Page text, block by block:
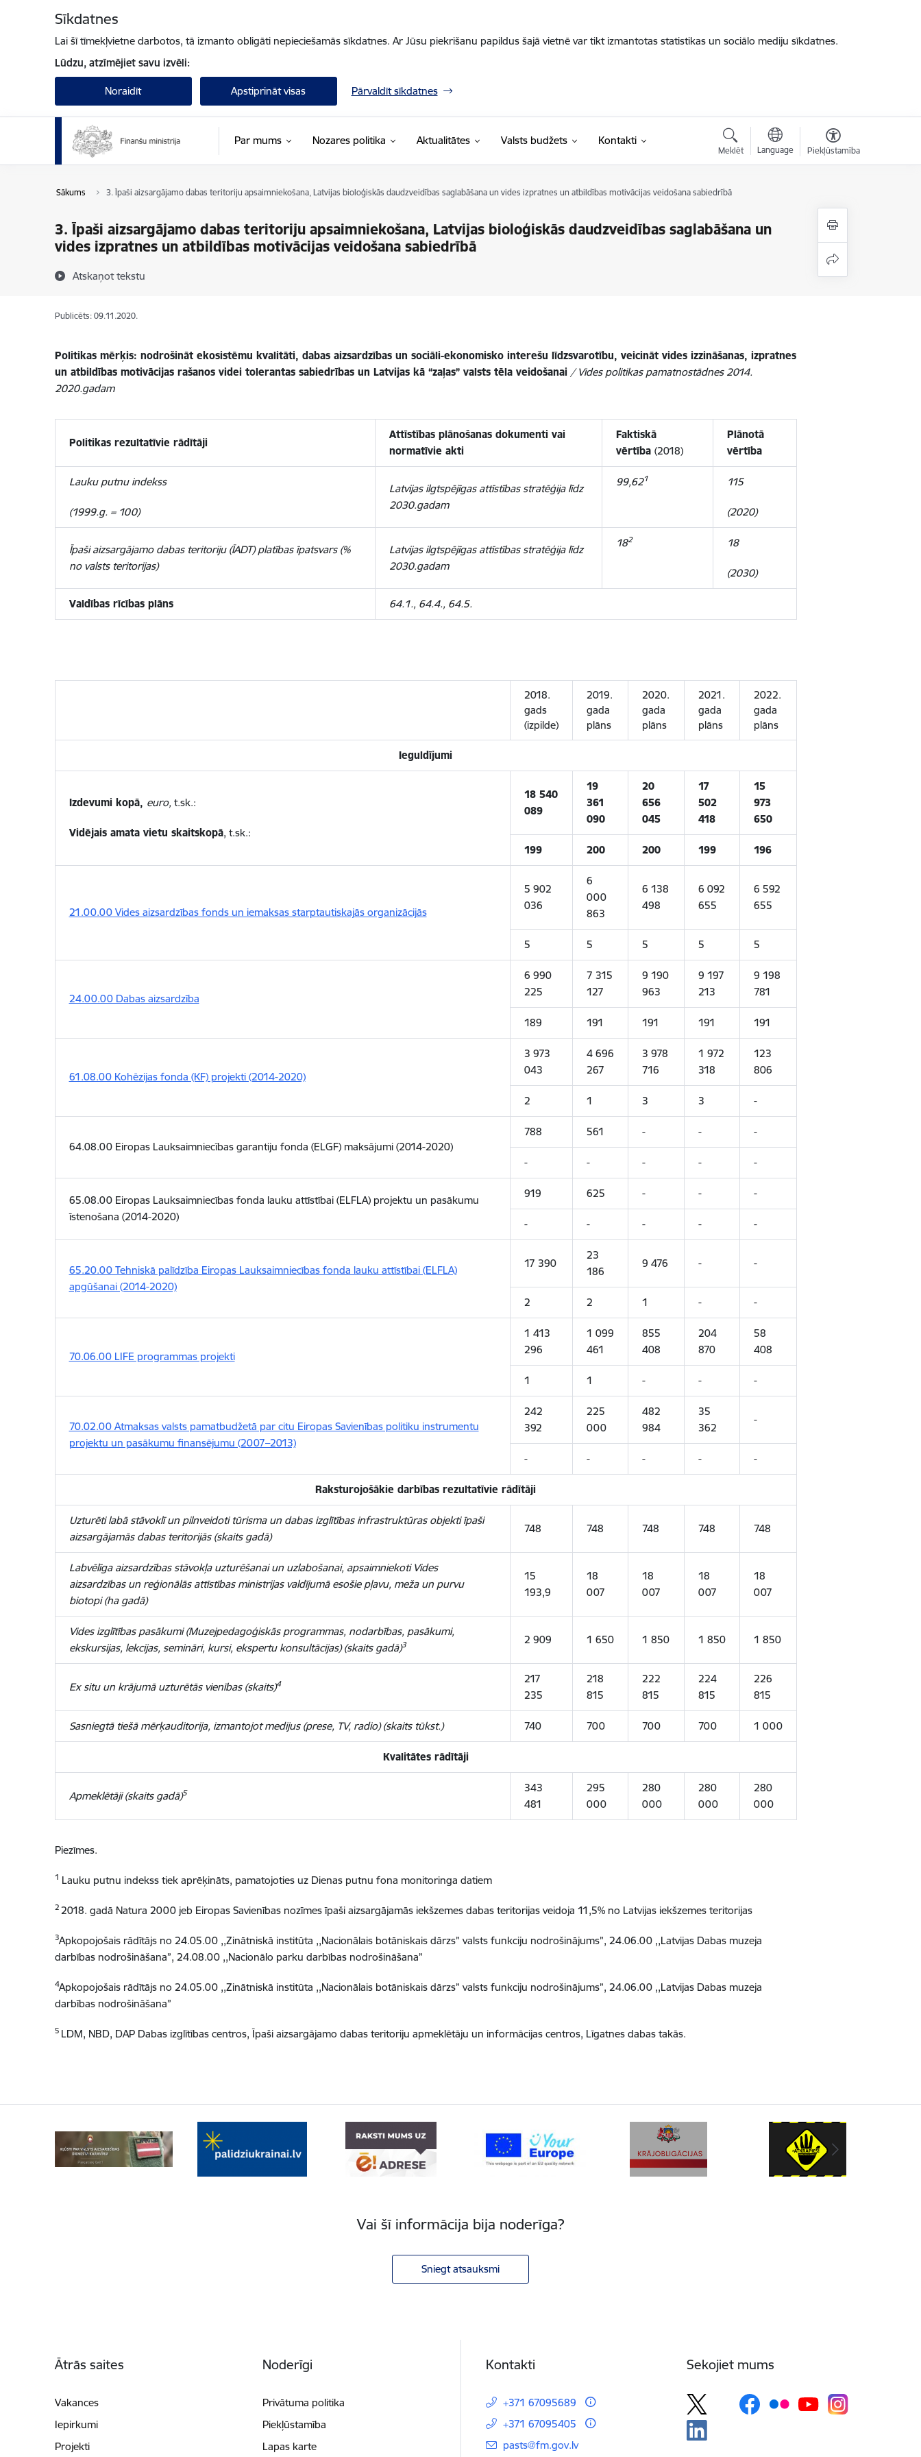
Sīkdatnes
Lai šī tīmekļvietne darbotos, tā izmanto obligāti nepieciešamās sīkdatnes. Ar Jūsu piekrišanu papildus šajā vietnē var tikt izmantotas statistikas un sociālo mediju sīkdatnes.
Lūdzu, atzīmējiet savu izvēli:
Noraidīt Apstiprināt visas Pārvaldīt sīkdatnes
Par mums Nozares politika Aktualitātes Valsts budžets Kontakti
Meklēt Language Piekļūstamība
Sākums 3. Īpaši aizsargājamo dabas teritoriju apsaimniekošana, Latvijas bioloģiskās daudzveidības saglabāšana un vides izpratnes un atbildības motivācijas veidošana sabiedrībā
3. Īpaši aizsargājamo dabas teritoriju apsaimniekošana, Latvijas bioloģiskās daudzveidības saglabāšana un
vides izpratnes un atbildības motivācijas veidošana sabiedrībā
Atskaņot tekstu
Publicēts: 09.11.2020.
Politikas mērķis: nodrošināt ekosistēmu kvalitāti, dabas aizsardzības un sociāli-ekonomisko interešu līdzsvarotību, veicināt vides izzināšanas, izpratnes
un atbildības motivācijas rašanos videi tolerantas sabiedrības un Latvijas kā “zaļas” valsts tēla veidošanai/ Vides politikas pamatnostādnes 2014.
2020.gadam
Politikas rezultatīvie rādītāji
Attīstības plānošanas dokumenti vai
normatīvie akti
Faktiskā
vērtība (2018)
Plānotā
vērtība
Lauku putnu indekss
(1999.g. = 100)
Latvijas ilgtspējīgas attīstības stratēģija līdz
2030.gadam
99,621 115
(2020)
Īpaši aizsargājamo dabas teritoriju (ĪADT) platības īpatsvars (%
no valsts teritorijas)
Latvijas ilgtspējīgas attīstības stratēģija līdz
2030.gadam
182 18
(2030)
Valdības rīcības plāns 64.1., 64.4., 64.5.
2018.
gads
(izpilde)
2019.
gada
plāns
2020.
gada
plāns
2021.
gada
plāns
2022.
gada
plāns
Ieguldījumi
Izdevumi kopā, euro, t.sk.:
Vidējais amata vietu skaitskopā, t.sk.:
18 540
089
19
361
090
20
656
045
17
502
418
15
973
650
199 200 200 199 196
21.00.00 Vides aizsardzības fonds un iemaksas starptautiskajās organizācijās
5 902
036
6
000
863
6 138
498
6 092
655
6 592
655
5 5 5 5 5
24.00.00 Dabas aizsardzība
6 990
225
7 315
127
9 190
963
9 197
213
9 198
781
189 191 191 191 191
61.08.00 Kohēzijas fonda (KF) projekti (2014-2020)
3 973
043
4 696
267
3 978
716
1 972
318
123
806
2 1 3 3 -
64.08.00 Eiropas Lauksaimniecības garantiju fonda (ELGF) maksājumi (2014-2020)
788 561 - - -
- - - - -
65.08.00 Eiropas Lauksaimniecības fonda lauku attīstībai (ELFLA) projektu un pasākumu
īstenošana (2014-2020)
919 625 - - -
- - - - -
65.20.00 Tehniskā palīdzība Eiropas Lauksaimniecības fonda lauku attīstībai (ELFLA)
apgūšanai (2014-2020)
17 390
23
186
9 476 - -
2 2 1 - -
70.06.00 LIFE programmas projekti
1 413
296
1 099
461
855
408
204
870
58
408
1 1 - - -
70.02.00 Atmaksas valsts pamatbudžetā par citu Eiropas Savienības politiku instrumentu
projektu un pasākumu finansējumu (2007–2013)
242
392
225
000
482
984
35
362
-
- - - - -
Raksturojošākie darbības rezultatīvie rādītāji
Uzturēti labā stāvoklī un pilnveidoti tūrisma un dabas izglītības infrastruktūras objekti īpaši
aizsargājamās dabas teritorijās (skaits gadā)
748 748 748 748 748
Labvēlīga aizsardzības stāvokļa uzturēšanai un uzlabošanai, apsaimniekoti Vides
aizsardzības un reģionālās attīstības ministrijas valdījumā esošie pļavu, meža un purvu
biotopi (ha gadā)
15
193,9
18
007
18
007
18
007
18
007
Vides izglītības pasākumi (Muzejpedagoģiskās programmas, nodarbības, pasākumi,
ekskursijas, lekcijas, semināri, kursi, ekspertu konsultācijas) (skaits gadā)3 2 909 1 650 1 850 1 850 1 850
Ex situ un krājumā uzturētās vienības (skaits)4
217
235
218
815
222
815
224
815
226
815
Sasniegtā tiešā mērķauditorija, izmantojot medijus (prese, TV, radio) (skaits tūkst.) 740 700 700 700 1 000
Kvalitātes rādītāji
Apmeklētāji (skaits gadā)5
343
481
295
000
280
000
280
000
280
000
Piezīmes.
1 Lauku putnu indekss tiek aprēķināts, pamatojoties uz Dienas putnu fona monitoringa datiem
2 2018. gadā Natura 2000 jeb Eiropas Savienības nozīmes īpaši aizsargājamās iekšzemes dabas teritorijas veidoja 11,5% no Latvijas iekšzemes teritorijas
3Apkopojošais rādītājs no 24.05.00 ,,Zinātniskā institūta ,,Nacionālais botāniskais dārzs” valsts funkciju nodrošinājums”, 24.06.00 ,,Latvijas Dabas muzeja
darbības nodrošināšana”, 24.08.00 ,,Nacionālo parku darbības nodrošināšana”
4Apkopojošais rādītājs no 24.05.00 ,,Zinātniskā institūta ,,Nacionālais botāniskais dārzs” valsts funkciju nodrošinājums”, 24.06.00 ,,Latvijas Dabas muzeja
darbības nodrošināšana”
5 LDM, NBD, DAP Dabas izglītības centros, Īpaši aizsargājamo dabas teritoriju apmeklētāju un informācijas centros, Līgatnes dabas takās.
Vai šī informācija bija noderīga?
Sniegt atsauksmi
Ātrās saites
Vakances
Iepirkumi
Projekti
Noderīgi
Privātuma politika
Piekļūstamība
Lapas karte
Kontakti
+371 67095689
+371 67095405
E-pasts:
pasts@fm.gov.lv
Sekojiet mums